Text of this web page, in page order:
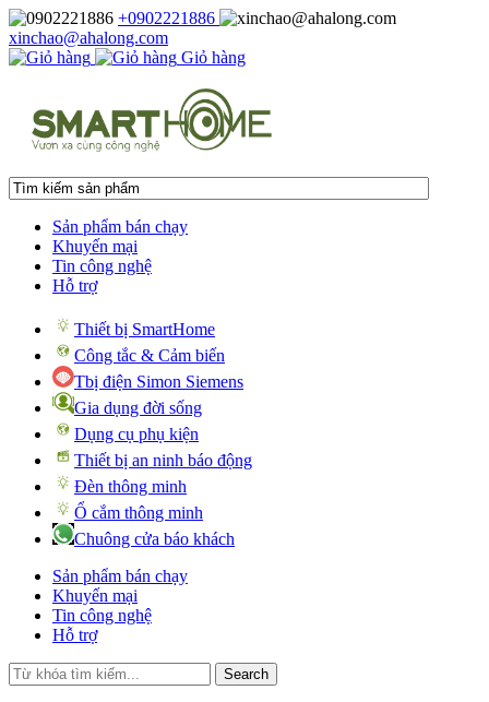
+0902221886
xinchao@ahalong.com
Giỏ hàng
Sản phẩm bán chạy
Khuyến mại
Tin công nghệ
Hỗ trợ
Thiết bị SmartHome
Công tắc & Cảm biến
Tbị điện Simon Siemens
Gia dụng đời sống
Dụng cụ phụ kiện
Thiết bị an ninh báo động
Đèn thông minh
Ổ cắm thông minh
Chuông cửa báo khách
Sản phẩm bán chạy
Khuyến mại
Tin công nghệ
Hỗ trợ
Search